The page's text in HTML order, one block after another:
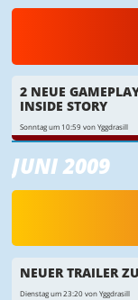
2 NEUE
INSIDE STORY
Sonntag um 10:59 von Yggdrasill
JUNI 2009
NEUER TRAILER
Dienstag um 23:20 von Yggdrasill